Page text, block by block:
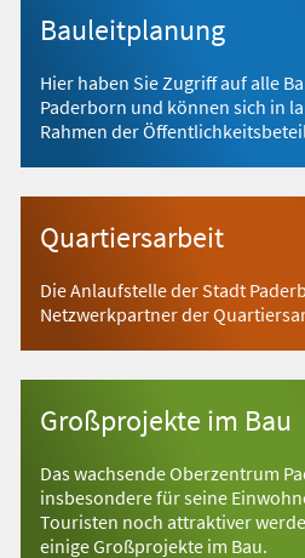
Bauleitplanung
Hier haben Sie Zugriff auf alle
Paderborn und können sich in
Rahmen der
Quartiersarbeit
Die Anlaufstelle der Stadt
Netzwerkpartner der
Großprojekte im Bau
Das wachsende Oberzentrum
insbesondere für seine
Touristen noch attraktiver
einige Großprojekte im Bau.